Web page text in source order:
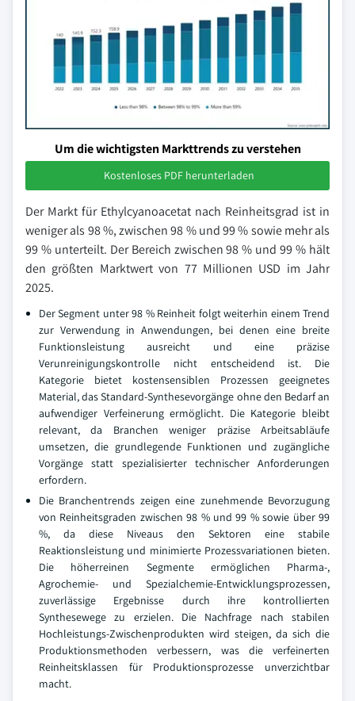
Um die wichtigsten Markttrends zu verstehen
Kostenloses PDF herunterladen
Der Markt für Ethylcyanoacetat nach Reinheitsgrad ist in
weniger als 98 %, zwischen 98 % und 99 % sowie mehr als
99 % unterteilt. Der Bereich zwischen 98 % und 99 % hält
den größten Marktwert von 77 Millionen USD im Jahr
2025.
Der Segment unter 98 % Reinheit folgt weiterhin einem Trend
zur Verwendung in Anwendungen, bei denen eine breite
Funktionsleistung ausreicht und eine präzise
Verunreinigungskontrolle nicht entscheidend ist. Die
Kategorie bietet kostensensiblen Prozessen geeignetes
Material, das Standard-Synthesevorgänge ohne den Bedarf an
aufwendiger Verfeinerung ermöglicht. Die Kategorie bleibt
relevant, da Branchen weniger präzise Arbeitsabläufe
umsetzen, die grundlegende Funktionen und zugängliche
Vorgänge statt spezialisierter technischer Anforderungen
erfordern.
Die Branchentrends zeigen eine zunehmende Bevorzugung
von Reinheitsgraden zwischen 98 % und 99 % sowie über 99
%, da diese Niveaus den Sektoren eine stabile
Reaktionsleistung und minimierte Prozessvariationen bieten.
Die höherreinen Segmente ermöglichen Pharma-,
Agrochemie- und Spezialchemie-Entwicklungsprozessen,
zuverlässige Ergebnisse durch ihre kontrollierten
Synthesewege zu erzielen. Die Nachfrage nach stabilen
Hochleistungs-Zwischenprodukten wird steigen, da sich die
Produktionsmethoden verbessern, was die verfeinerten
Reinheitsklassen für Produktionsprozesse unverzichtbar
macht.